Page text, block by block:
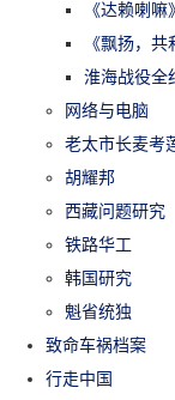
《达赖喇嘛》
《飘扬，共
淮海战役全
网络与电脑
老太市长麦考
胡耀邦
西藏问题研究
铁路华工
韩国研究
魁省统独
致命车祸档案
行走中国